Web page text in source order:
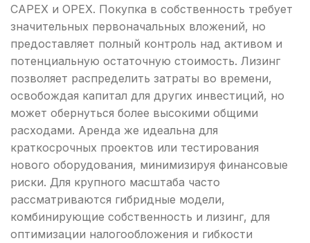
CAPEX и OPEX. Покупка в собственность требует
значительных первоначальных вложений, но
предоставляет полный контроль над активом и
потенциальную остаточную стоимость. Лизинг
позволяет распределить затраты во времени,
освобождая капитал для других инвестиций, но
может обернуться более высокими общими
расходами. Аренда же идеальна для
краткосрочных проектов или тестирования
нового оборудования, минимизируя финансовые
риски. Для крупного масштаба часто
рассматриваются гибридные модели,
комбинирующие собственность и лизинг, для
оптимизации налогообложения и гибкости